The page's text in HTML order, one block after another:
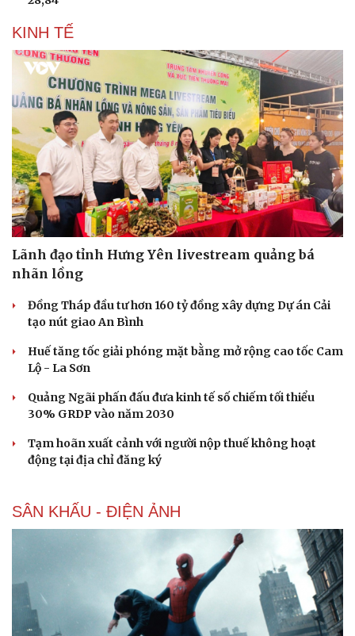
KINH TẾ
Lãnh đạo tỉnh Hưng Yên livestream quảng bá
nhãn lồng
Đồng Tháp đầu tư hơn 160 tỷ đồng xây dựng Dự án Cải
tạo nút giao An Bình
Huế tăng tốc giải phóng mặt bằng mở rộng cao tốc Cam
Lộ - La Sơn
Quảng Ngãi phấn đấu đưa kinh tế số chiếm tối thiểu
30% GRDP vào năm 2030
Tạm hoãn xuất cảnh với người nộp thuế không hoạt
động tại địa chỉ đăng ký
SÂN KHẤU - ĐIỆN ẢNH